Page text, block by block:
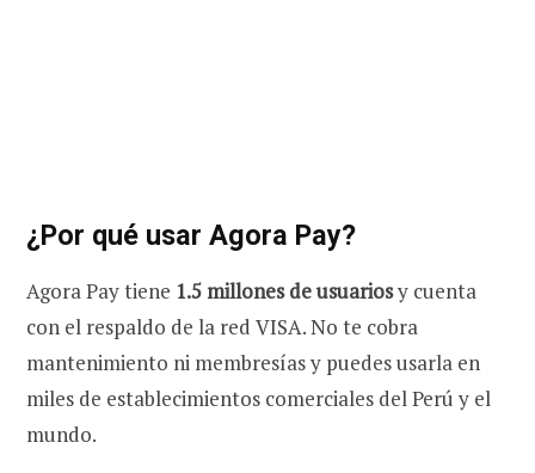
¿Por qué usar Agora Pay?
Agora Pay tiene 1.5 millones de usuariosy cuenta
con el respaldo de la red VISA. No te cobra
mantenimiento ni membresías y puedes usarla en
miles de establecimientos comerciales del Perú y el
mundo.